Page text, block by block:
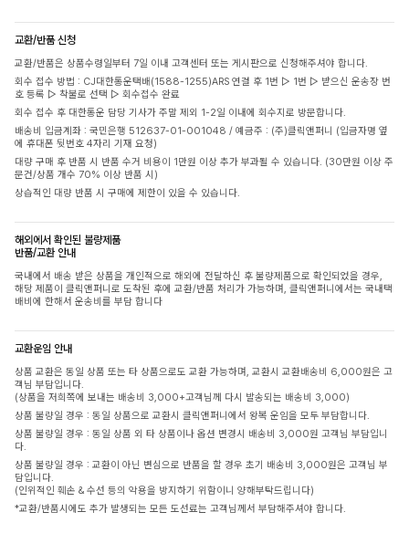
교환/반품 신청
교환/반품은 상품수령일부터 7일 이내 고객센터 또는 게시판으로 신청해주셔야 합니다.
회수 접수 방법 : CJ대한통운택배(1588-1255)ARS 연결 후 1번 ▷ 1번 ▷ 받으신 운송장 번
호 등록 ▷ 착불로 선택 ▷ 회수접수 완료
회수 접수 후 대한통운 담당 기사가 주말 제외 1-2일 이내에 회수지로 방문합니다.
배송비 입금계좌 : 국민은행 512637-01-001048 / 예금주 : (주)클릭앤퍼니 (입금자명 옆
에 휴대폰 뒷번호 4자리 기재 요청)
대량 구매 후 반품 시 반품 수거 비용이 1만원 이상 추가 부과될 수 있습니다. (30만원 이상 주
문건/상품 개수 70% 이상 반품 시)
상습적인 대량 반품 시 구매에 제한이 있을 수 있습니다.
해외에서 확인된 불량제품
반품/교환 안내
국내에서 배송 받은 상품을 개인적으로 해외에 전달하신 후 불량제품으로 확인되었을 경우,
해당 제품이 클릭앤퍼니로 도착된 후에 교환/반품 처리가 가능하며, 클릭앤퍼니에서는 국내택
배비에 한해서 운송비를 부담 합니다
교환운임 안내
상품 교환은 동일 상품 또는 타 상품으로도 교환 가능하며, 교환시 교환배송비 6,000원은 고
객님 부담입니다.
(상품을 저희쪽에 보내는 배송비 3,000+고객님께 다시 발송되는 배송비 3,000)
상품 불량일 경우 : 동일 상품으로 교환시 클릭앤퍼니에서 왕복 운임을 모두 부담합니다.
상품 불량일 경우 : 동일 상품 외 타 상품이나 옵션 변경시 배송비 3,000원 고객님 부담입니
다.
상품 불량일 경우 : 교환이 아닌 변심으로 반품을 할 경우 초기 배송비 3,000원은 고객님 부
담입니다.
(인위적인 훼손 & 수선 등의 악용을 방지하기 위함이니 양해부탁드립니다)
*교환/반품시에도 추가 발생되는 모든 도선료는 고객님께서 부담해주셔야 합니다.